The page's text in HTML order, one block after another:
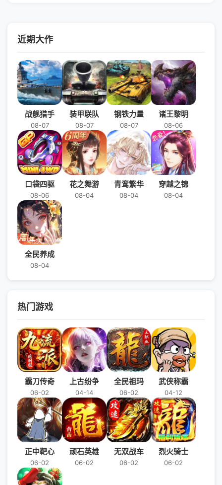
近期大作
战舰猎手
08-07
装甲联队
08-07
钢铁力量
08-07
诸王黎明
08-06
口袋四驱
08-06
花之舞游
08-04
青鸾繁华
08-04
穿越之锦
08-04
全民养成
08-04
热门游戏
霸刀传奇
06-02
上古纷争
04-14
全民祖玛
06-02
武侠称霸
04-12
正中靶心
06-02
顽石英雄
06-02
无双战车
06-02
烈火骑士
06-02